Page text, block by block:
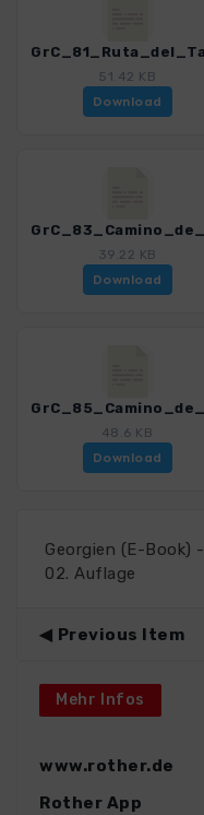
51.42 KB
Download
39.22 KB
Download
48.6 KB
Download
Georgien (E-Book) -
02. Auflage
Previous Item
Mehr Infos
www.rother.de
Rother App